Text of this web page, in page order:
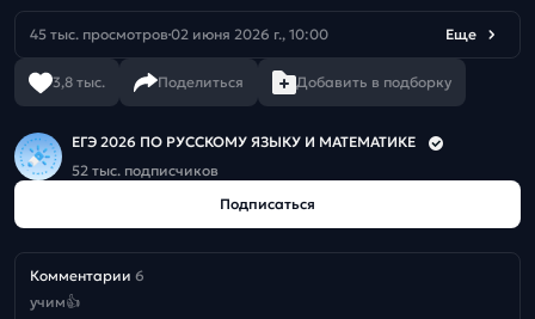
45 тыс. просмотров 02 июня 2026 г., 10:00 Еще
3,8 тыс. Поделиться Добавить в подборку
ЕГЭ 2026 ПО РУССКОМУ ЯЗЫКУ И МАТЕМАТИКЕ
52 тыс. подписчиков
Подписаться
Комментарии 6
учим👍